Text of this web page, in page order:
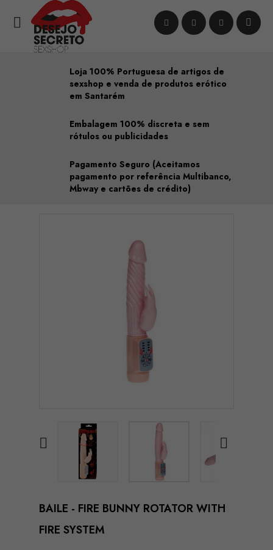

Loja 100% Portuguesa de artigos de
sexshop e venda de produtos erótico
em Santarém
Embalagem 100% discreta e sem
rótulos ou publicidades
Pagamento Seguro (Aceitamos
pagamento por referência Multibanco,
Mbway e cartões de crédito)
 
BAILE - FIRE BUNNY ROTATOR WITH
FIRE SYSTEM